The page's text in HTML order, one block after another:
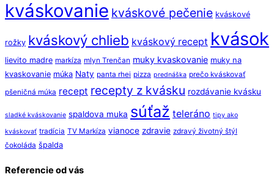
kváskovanie kváskové pečenie kváskové
rožky kváskový chlieb kváskový recept kvások
lievito madre markíza mlyn Trenčan muky kvaskovanie muky na
kvaskovanie múka Naty panta rhei pizza prednáška prečo kváskovať
pšeničná múka recept recepty z kvásku rozdávanie kvásku
sladké kváskovanie spaldova muka súťaž teleráno tipy ako
kváskovať tradícia TV Markíza vianoce zdravie zdravý životný štýl
čokoláda špalda
Referencie od vás